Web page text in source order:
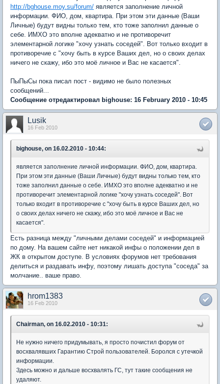
http://bghouse.moy.su/forum/ является заполнение личной
информации. ФИО, дом, квартира. При этом эти данные (Ваши
Личные) будут видны только тем, кто тоже заполнил данные о
себе. ИМХО это вполне адекватно и не противоречит
элементарной логике "хочу узнать соседей". Вот только входит в
противоречие с "хочу быть в курсе Ваших дел, но о своих делах
ничего не скажу, ибо это моё личное и Вас не касается".
ПыПыСы пока писал пост - видимо не было полезных
сообщений...
Сообщение отредактировал bighouse: 16 February 2010 - 10:45
Lusik
16 Feb 2010
bighouse, on 16.02.2010 - 10:44:
является заполнение личной информации. ФИО, дом, квартира.
При этом эти данные (Ваши Личные) будут видны только тем, кто
тоже заполнил данные о себе. ИМХО это вполне адекватно и не
противоречит элементарной логике "хочу узнать соседей". Вот
только входит в противоречие с "хочу быть в курсе Ваших дел, но
о своих делах ничего не скажу, ибо это моё личное и Вас не
касается".
Есть разница между "личными делами соседей" и информацией
по дому. На вашем сайте нет никакой инфы о положении дел в
ЖК в открытом доступе. В условиях форумов нет требования
делиться и раздавать инфу, поэтому лишать доступа "соседа" за
молчание.. ваше право.
hrom1383
16 Feb 2010
Chairman, on 16.02.2010 - 10:31:
Не нужно ничего придумывать, я просто почистил форум от
восхвалявших Гарантию Строй пользователей. Боролся с утечкой
информации.
Здесь можно и дальше восхвалять ГС, тут такие сообщения не
удаляют.